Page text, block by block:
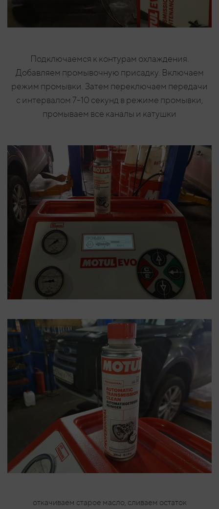
Подключаемся к контурам охлаждения.
Добавляем промывочную присадку. Включаем
режим промывки. Затем переключаем передачи
с интервалом 7-10 секунд в режиме промывки,
промываем все каналы и катушки
откачиваем старое масло, сливаем остаток